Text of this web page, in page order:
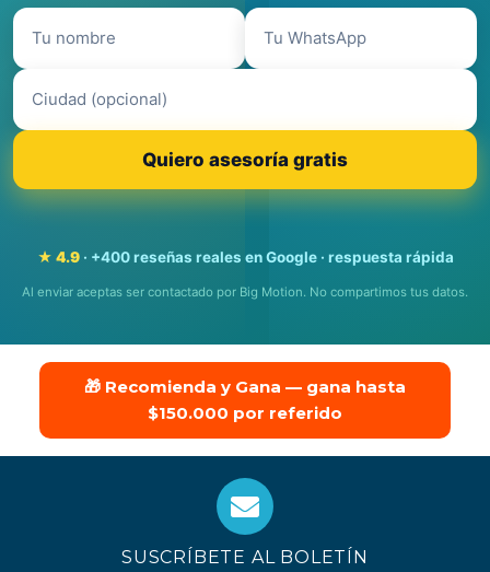
Quiero asesoría gratis
★ 4.9· +400 reseñas reales en Google · respuesta rápida
Al enviar aceptas ser contactado por Big Motion. No compartimos tus datos.
🎁 Recomienda y Gana — gana hasta
$150.000 por referido
SUSCRÍBETE AL BOLETÍN